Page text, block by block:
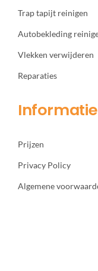
Trap tapijt reinigen
Autobekleding
Vlekken verwijderen
Reparaties
Informatie
Prijzen
Privacy Policy
Algemene